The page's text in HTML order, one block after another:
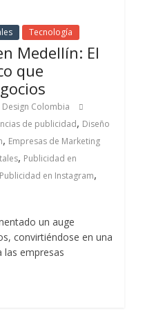
Tecnología
Medellín: El
que
Design Colombia
de publicidad, Diseño
, Empresas de Marketing
, Publicidad en
Publicidad en Instagram,
un auge
convirtiéndose en una
las empresas